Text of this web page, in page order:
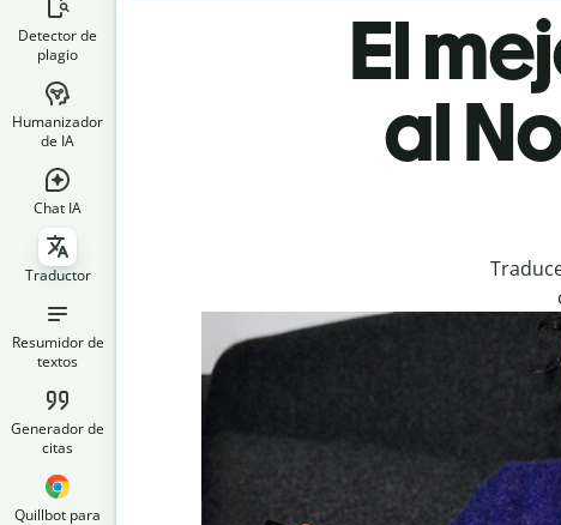
Detector de
plagio
Humanizador
de IA
Chat IA
Traductor
Resumidor de
textos
Generador de
citas
Quillbot para
El
al